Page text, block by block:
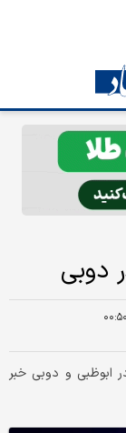
دوبی
ابوظبی و دوبی خبر